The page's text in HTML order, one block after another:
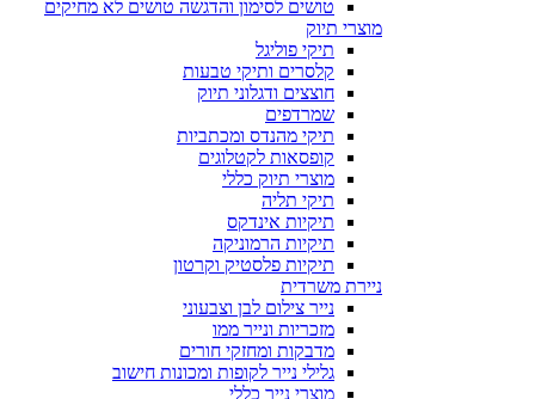
טושים לסימון והדגשה טושים לא מחיקים
מוצרי תיוק
תיקי פוליגל
קלסרים ותיקי טבעות
חוצצים ודגלוני תיוק
שמרדפים
תיקי מהנדס ומכתביות
קופסאות לקטלוגים
מוצרי תיוק כללי
תיקי תליה
תיקיות אינדקס
תיקיות הרמוניקה
תיקיות פלסטיק וקרטון
ניירת משרדית
נייר צילום לבן וצבעוני
מזכריות ונייר ממו
מדבקות ומחזקי חורים
גלילי נייר לקופות ומכונות חישוב
מוצרי נייר כללי